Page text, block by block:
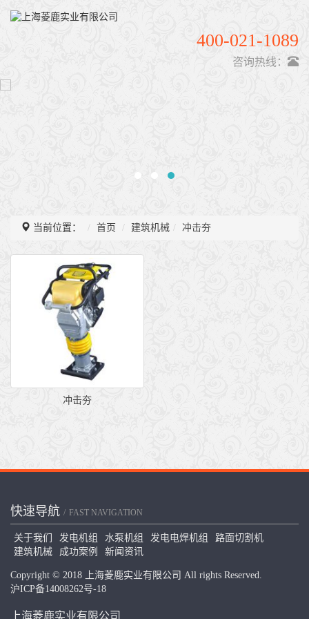
400-021-1089
咨询热线：
当前位置： 首页 建筑机械 冲击夯
冲击夯
快速导航 FAST NAVIGATION
关于我们 发电机组 水泵机组 发电电焊机组
路面切割机
建筑机械
成功案例 新闻资讯
Copyright © 2018 上海菱鹿实业有限公司 All rights Reserved.
沪ICP备14008262号-18
上海菱鹿实业有限公司